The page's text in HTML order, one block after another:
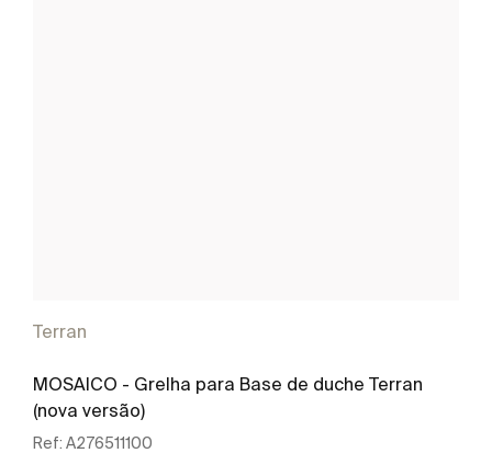
Terran
MOSAICO - Grelha para Base de duche Terran
(nova versão)
Ref: A276511100